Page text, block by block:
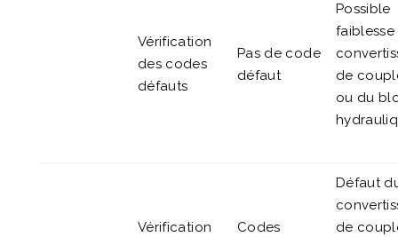
Vérification
des codes
défauts
Pas de code
défaut
Possible
faiblesse
de
ou du
Vérification
Codes
Défaut
de